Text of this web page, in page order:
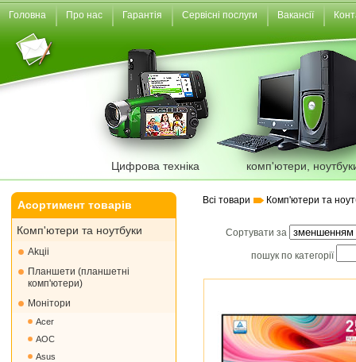
Головна Про нас Гарантія Сервісні послуги Вакансії
Цифрова техніка комп'ютери,
Асортимент товарів
Комп'ютери та ноутбуки
Akціі
Планшети (планшетні
комп'ютери)
Монiтори
Acer
AOC
Asus
Всі товари Комп'ютери та
Сортувати за
пошук по категорії